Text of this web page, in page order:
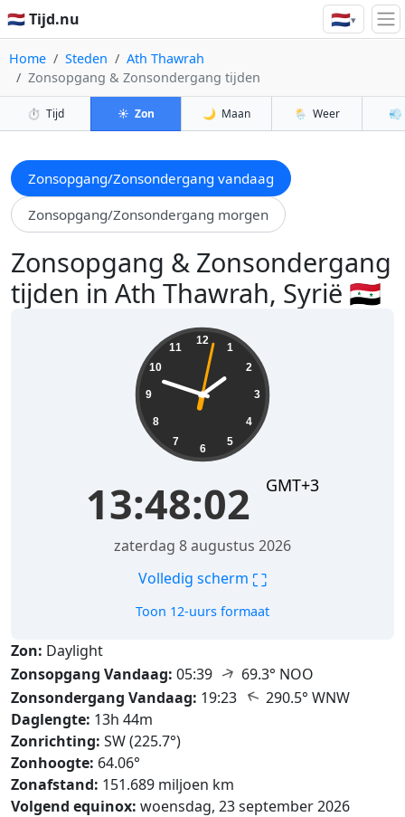
🇳🇱 Tijd.nu 🇳🇱▾
Home Steden
Ath Thawrah
Zonsopgang & Zonsondergang tijden
⏱️ Tijd ☀️ Zon 🌙 Maan 🌦️ Weer 💨
Zonsopgang/Zonsondergang vandaag
Zonsopgang/Zonsondergang morgen
Zonsopgang & Zonsondergang
tijden in Ath Thawrah, Syrië 🇸🇾
12
1
2
3
4
5
6
7
8
9
10
11
13:48:04 GMT+3
zaterdag 8 augustus 2026
Volledig scherm ⛶
Toon 12-uurs formaat
Zon: Daylight
Zonsopgang Vandaag: 05:39 ↑ 69.3° NOO
Zonsondergang Vandaag: 19:23 ↑ 290.5° WNW
Daglengte: 13h 44m
Zonrichting: SW (225.7°)
Zonhoogte: 64.06°
Zonafstand: 151.689 miljoen km
Volgend equinox: woensdag, 23 september 2026